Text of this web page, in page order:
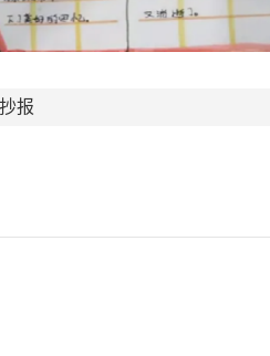
报